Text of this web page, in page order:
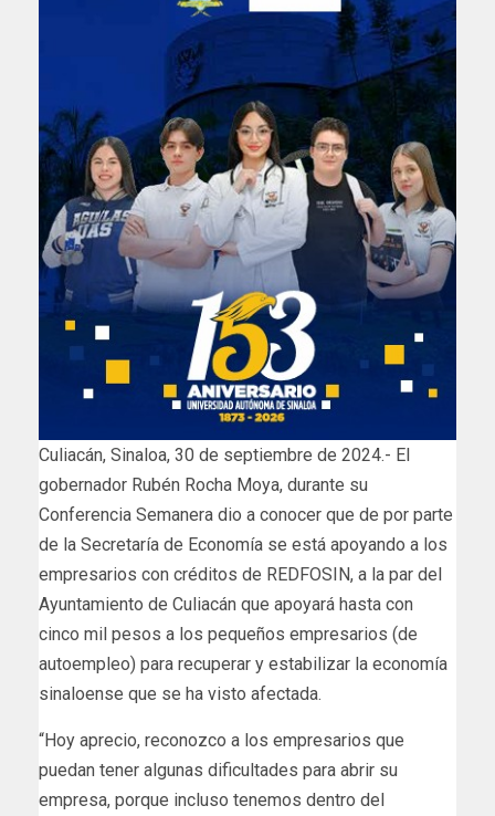
Culiacán, Sinaloa, 30 de septiembre de 2024.- El
gobernador Rubén Rocha Moya, durante su
Conferencia Semanera dio a conocer que de por parte
de la Secretaría de Economía se está apoyando a los
empresarios con créditos de REDFOSIN, a la par del
Ayuntamiento de Culiacán que apoyará hasta con
cinco mil pesos a los pequeños empresarios (de
autoempleo) para recuperar y estabilizar la economía
sinaloense que se ha visto afectada.
“Hoy aprecio, reconozco a los empresarios que
puedan tener algunas dificultades para abrir su
empresa, porque incluso tenemos dentro del